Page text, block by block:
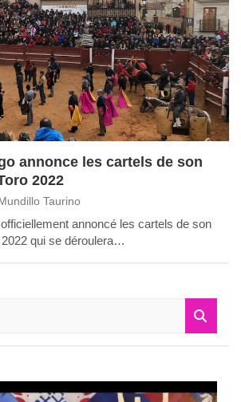
annonce les cartels de son
2022
Taurino
annoncé les cartels de son
qui se déroulera…